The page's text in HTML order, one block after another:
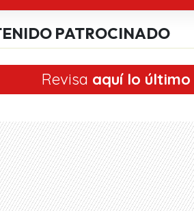
PATROCINADO
Revisa aquí lo último